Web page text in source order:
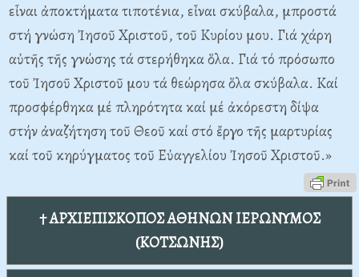
εἶναι ἀποκτήματα τιποτένια, εἶναι σκύβαλα, μπροστά
στή γνώση Ἰησοῦ Χριστοῦ, τοῦ Κυρίου μου. Γιά χάρη
αὐτῆς τῆς γνώσης τά στερήθηκα ὅλα. Γιά τό πρόσωπο
τοῦ Ἰησοῦ Χριστοῦ μου τά θεώρησα ὅλα σκύβαλα. Καί
προσφέρθηκα μέ πληρότητα καί μέ ἀκόρεστη δίψα
στήν ἀναζήτηση τοῦ Θεοῦ καί στό ἔργο τῆς μαρτυρίας
καί τοῦ κηρύγματος τοῦ Εὐαγγελίου Ἰησοῦ Χριστοῦ.»
† ΑΡΧΙΕΠΙΣΚΟΠΟΣ ΑΘΗΝΩΝ ΙΕΡΩΝΥΜΟΣ
(ΚΟΤΣΩΝΗΣ)